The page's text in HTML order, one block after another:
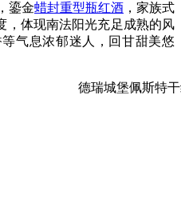
鎏金蜡封重型瓶红酒 ，家族式
，体现南法阳光充足成熟的风
气息浓郁迷人，回甘甜美悠